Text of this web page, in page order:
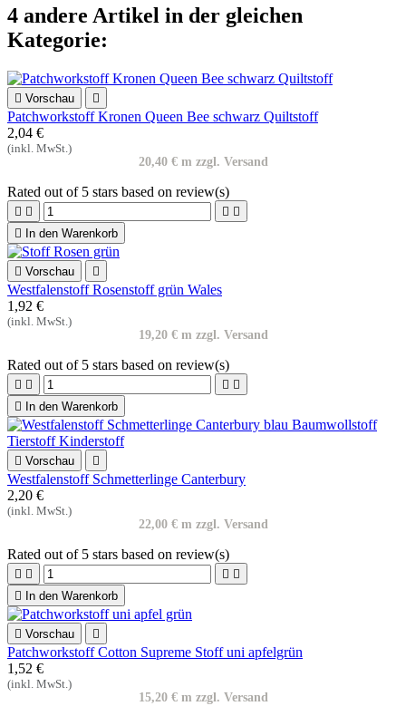
4 andere Artikel in der gleichen
Kategorie:
 Vorschau 
Patchworkstoff Kronen Queen Bee schwarz Quiltstoff
2,04 €
(inkl. MwSt.)
20,40 € m zzgl. Versand
Rated out of 5 stars based on review(s)
   

In den Warenkorb
 Vorschau 
Westfalenstoff Rosenstoff grün Wales
1,92 €
(inkl. MwSt.)
19,20 € m zzgl. Versand
Rated out of 5 stars based on review(s)
   

In den Warenkorb
 Vorschau 
Westfalenstoff Schmetterlinge Canterbury
2,20 €
(inkl. MwSt.)
22,00 € m zzgl. Versand
Rated out of 5 stars based on review(s)
   

In den Warenkorb
 Vorschau 
Patchworkstoff Cotton Supreme Stoff uni apfelgrün
1,52 €
(inkl. MwSt.)
15,20 € m zzgl. Versand